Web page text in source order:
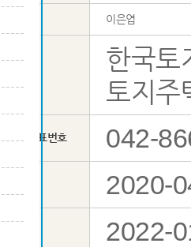
이은엽
한국토
토지주
기관 대표번호 042-
2020-
2022-